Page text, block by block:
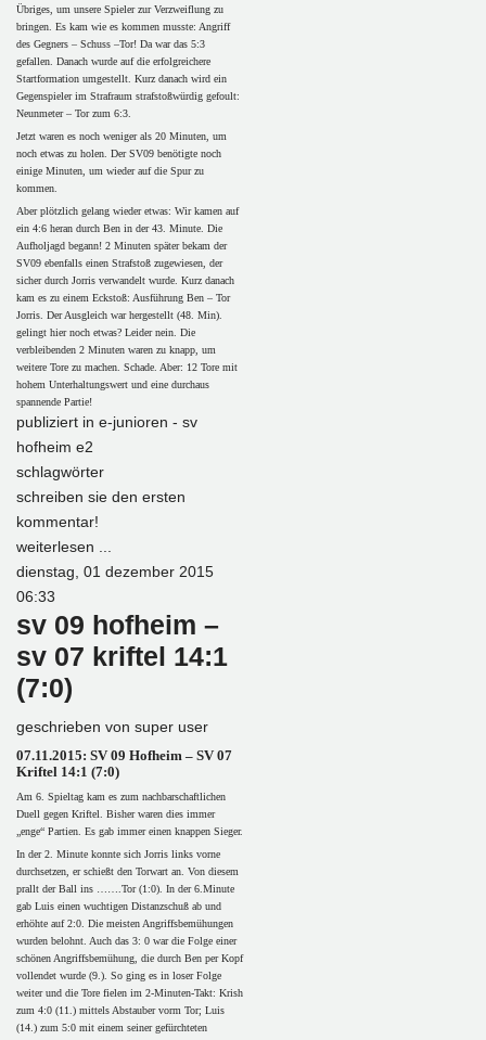
Übriges, um unsere Spieler zur Verzweiflung zu
bringen. Es kam wie es kommen musste: Angriff
des Gegners – Schuss –Tor! Da war das 5:3
gefallen. Danach wurde auf die erfolgreichere
Startformation umgestellt. Kurz danach wird ein
Gegenspieler im Strafraum strafstoßwürdig gefoult:
Neunmeter – Tor zum 6:3.
Jetzt waren es noch weniger als 20 Minuten, um
noch etwas zu holen. Der SV09 benötigte noch
einige Minuten, um wieder auf die Spur zu
kommen.
Aber plötzlich gelang wieder etwas: Wir kamen auf
ein 4:6 heran durch Ben in der 43. Minute. Die
Aufholjagd begann! 2 Minuten später bekam der
SV09 ebenfalls einen Strafstoß zugewiesen, der
sicher durch Jorris verwandelt wurde. Kurz danach
kam es zu einem Eckstoß: Ausführung Ben – Tor
Jorris. Der Ausgleich war hergestellt (48. Min).
gelingt hier noch etwas? Leider nein. Die
verbleibenden 2 Minuten waren zu knapp, um
weitere Tore zu machen. Schade. Aber: 12 Tore mit
hohem Unterhaltungswert und eine durchaus
spannende Partie!
publiziert in e-junioren - sv
hofheim e2
schlagwörter
schreiben sie den ersten
kommentar!
weiterlesen ...
dienstag, 01 dezember 2015
06:33
sv 09 hofheim –
sv 07 kriftel 14:1
(7:0)
geschrieben von super user
07.11.2015: SV 09 Hofheim – SV 07
Kriftel 14:1 (7:0)
Am 6. Spieltag kam es zum nachbarschaftlichen
Duell gegen Kriftel. Bisher waren dies immer
„enge“ Partien. Es gab immer einen knappen Sieger.
In der 2. Minute konnte sich Jorris links vorne
durchsetzen, er schießt den Torwart an. Von diesem
prallt der Ball ins …….Tor (1:0). In der 6.Minute
gab Luis einen wuchtigen Distanzschuß ab und
erhöhte auf 2:0. Die meisten Angriffsbemühungen
wurden belohnt. Auch das 3: 0 war die Folge einer
schönen Angriffsbemühung, die durch Ben per Kopf
vollendet wurde (9.). So ging es in loser Folge
weiter und die Tore fielen im 2-Minuten-Takt: Krish
zum 4:0 (11.) mittels Abstauber vorm Tor; Luis
(14.) zum 5:0 mit einem seiner gefürchteten